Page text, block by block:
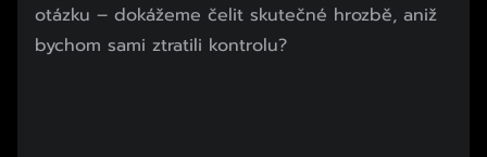
otázku – dokážeme čelit skutečné hrozbě, aniž
bychom sami ztratili kontrolu?